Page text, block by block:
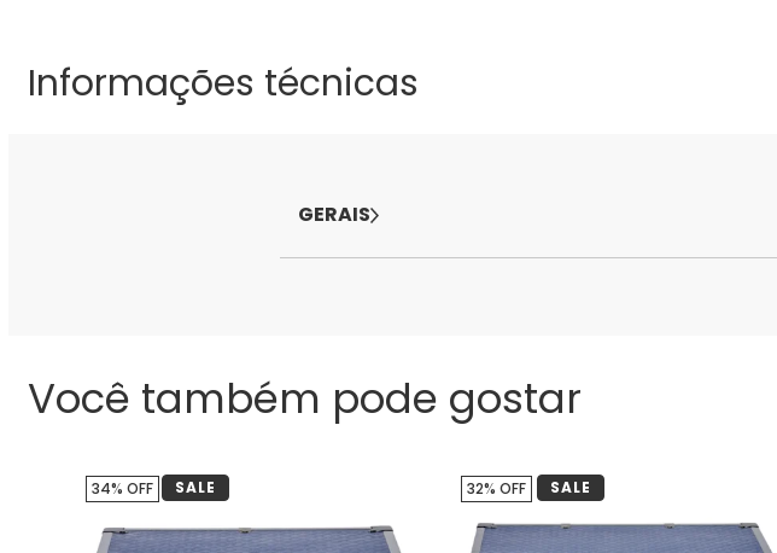
Informações técnicas
GERAIS
Você também pode gostar
34% OFF SALE 32% OFF SALE